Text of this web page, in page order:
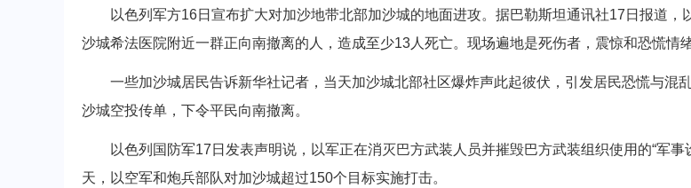
以色列军方16日宣布扩大对加沙地带北部加沙城的地面进攻。据巴勒斯坦通讯社17日报道，
沙城希法医院附近一群正向南撤离的人，造成至少13人死亡。现场遍地是死伤者，震惊和恐慌情绪
一些加沙城居民告诉新华社记者，当天加沙城北部社区爆炸声此起彼伏，引发居民恐慌与混
沙城空投传单，下令平民向南撤离。
以色列国防军17日发表声明说，以军正在消灭巴方武装人员并摧毁巴方武装组织使用的“军事
天，以空军和炮兵部队对加沙城超过150个目标实施打击。